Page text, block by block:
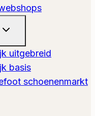
Toggle
uitgebreid
basis
schoenenmarkt